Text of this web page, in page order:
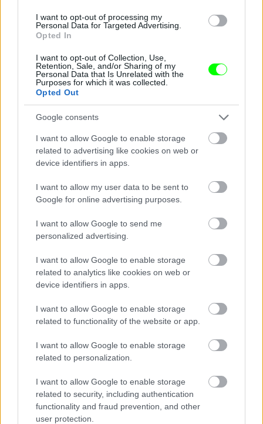
I want to opt-out of processing my
Personal Data for Targeted Advertising.
Opted In
I want to opt-out of Collection, Use,
Retention, Sale, and/or Sharing of my
Personal Data that Is Unrelated with the
Purposes for which it was collected.
Opted Out
Google consents
I want to allow Google to enable storage
related to advertising like cookies on web or
device identifiers in apps.
I want to allow my user data to be sent to
Google for online advertising purposes.
I want to allow Google to send me
personalized advertising.
I want to allow Google to enable storage
related to analytics like cookies on web or
device identifiers in apps.
I want to allow Google to enable storage
related to functionality of the website or app.
I want to allow Google to enable storage
related to personalization.
I want to allow Google to enable storage
related to security, including authentication
functionality and fraud prevention, and other
user protection.
Jön még kép!
Dehát hiába, egy divatbemutatón kell lenni itt-ott
ruháknak is, még Brazíliában is.